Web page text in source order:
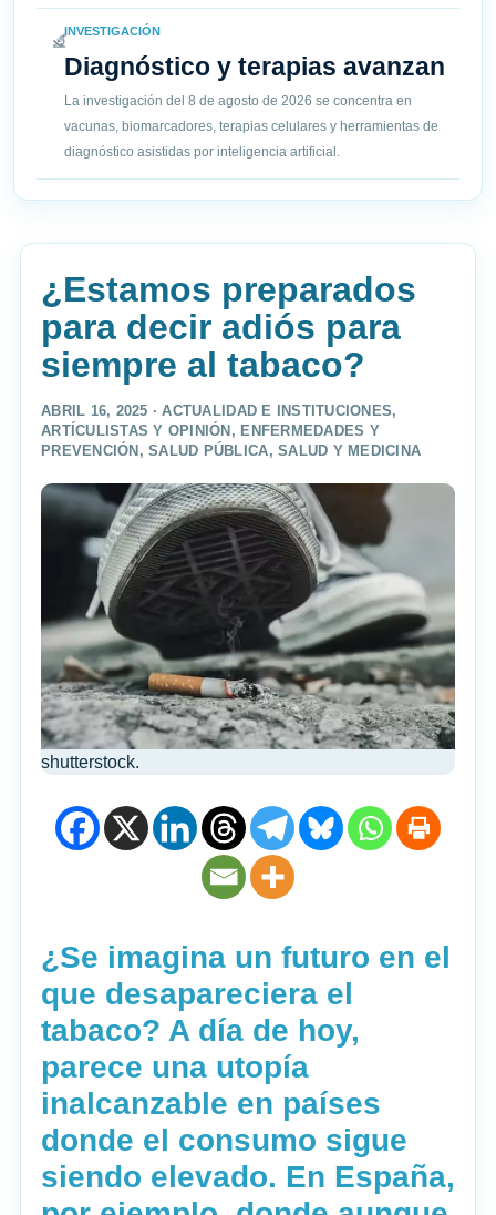
INVESTIGACIÓN
Diagnóstico y terapias avanzan
La investigación del 8 de agosto de 2026 se concentra en
vacunas, biomarcadores, terapias celulares y herramientas de
diagnóstico asistidas por inteligencia artificial.
¿Estamos preparados
para decir adiós para
siempre al tabaco?
ABRIL 16, 2025 ·ACTUALIDAD E INSTITUCIONES,
ARTÍCULISTAS Y OPINIÓN , ENFERMEDADES Y
PREVENCIÓN ,SALUD PÚBLICA,SALUD Y MEDICINA
shutterstock.
¿Se imagina un futuro en el
que desapareciera el
tabaco? A día de hoy,
parece una utopía
inalcanzable en países
donde el consumo sigue
siendo elevado. En España,